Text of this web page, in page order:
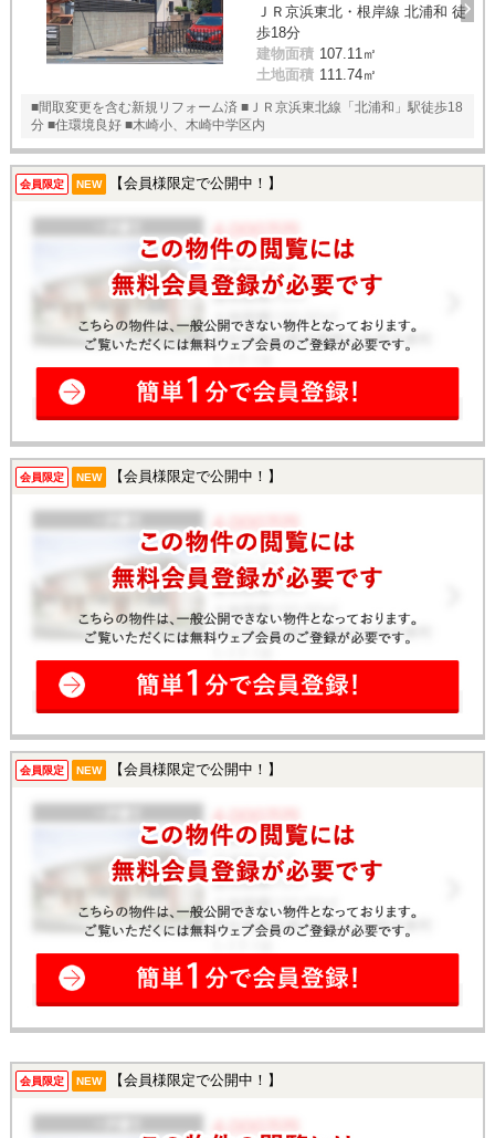
ＪＲ京浜東北・根岸線 北浦和 徒
歩18分
建物面積 107.11㎡
土地面積 111.74㎡
■間取変更を含む新規リフォーム済 ■ＪＲ京浜東北線「北浦和」駅徒歩18
分 ■住環境良好 ■木崎小、木崎中学区内
会員限定 NEW 【会員様限定で公開中！】
会員限定 NEW 【会員様限定で公開中！】
会員限定 NEW 【会員様限定で公開中！】
会員限定 NEW 【会員様限定で公開中！】